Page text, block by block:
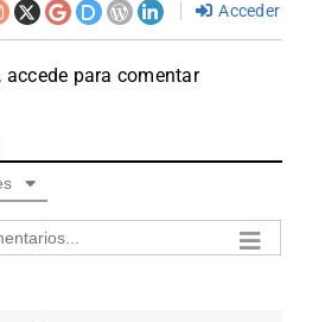
Acceder
accede para comentar